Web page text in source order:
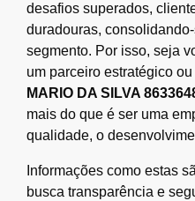
desafios superados,
duradouras,
segmento. Por isso, seja
um parceiro estratégico
MARIO DA SILVA
mais do que é ser uma
qualidade, o
Informações como estas
busca transparência e